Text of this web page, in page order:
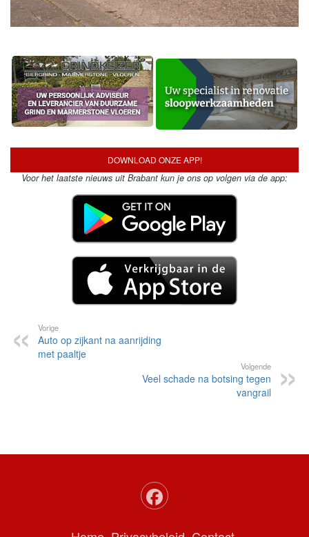
DOWNLOAD ONZE APP!
Voor het laatste nieuws uit Brabant kun je ons op volgen via de app:
Vorige
Auto op zijkant na aanrijding
met paaltje
Volgende
Veel schade na botsing tegen
vangrail